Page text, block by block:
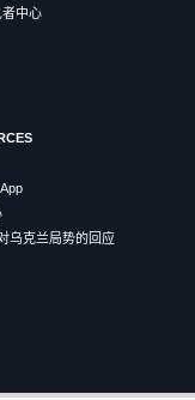
中心
乌克兰局势的回应